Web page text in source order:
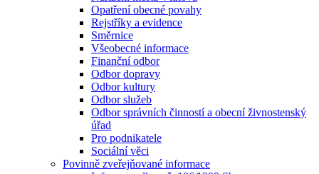
Opatření obecné povahy
Rejstříky a evidence
Směrnice
Všeobecné informace
Finanční odbor
Odbor dopravy
Odbor kultury
Odbor služeb
Odbor správních činností a obecní živnostenský
úřad
Pro podnikatele
Sociální věci
Povinně zveřejňované informace